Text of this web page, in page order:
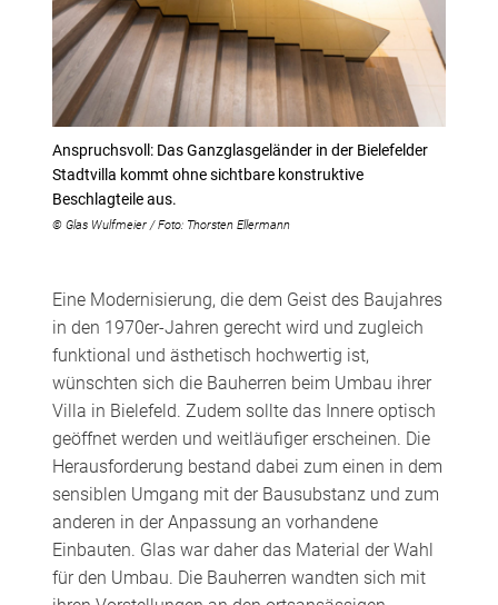
Anspruchsvoll: Das Ganzglasgeländer in der Bielefelder
Stadtvilla kommt ohne sichtbare konstruktive
Beschlagteile aus.
© Glas Wulfmeier / Foto: Thorsten Ellermann
Eine Modernisierung, die dem Geist des Baujahres
in den 1970er-Jahren gerecht wird und zugleich
funktional und ästhetisch hochwertig ist,
wünschten sich die Bauherren beim Umbau ihrer
Villa in Bielefeld. Zudem sollte das Innere optisch
geöffnet werden und weitläufiger erscheinen. Die
Herausforderung bestand dabei zum einen in dem
sensiblen Umgang mit der Bausubstanz und zum
anderen in der Anpassung an vorhandene
Einbauten. Glas war daher das Material der Wahl
für den Umbau. Die Bauherren wandten sich mit